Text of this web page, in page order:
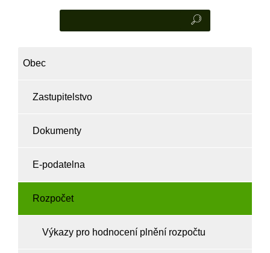
Obec
Zastupitelstvo
Dokumenty
E-podatelna
Rozpočet
Výkazy pro hodnocení plnění rozpočtu